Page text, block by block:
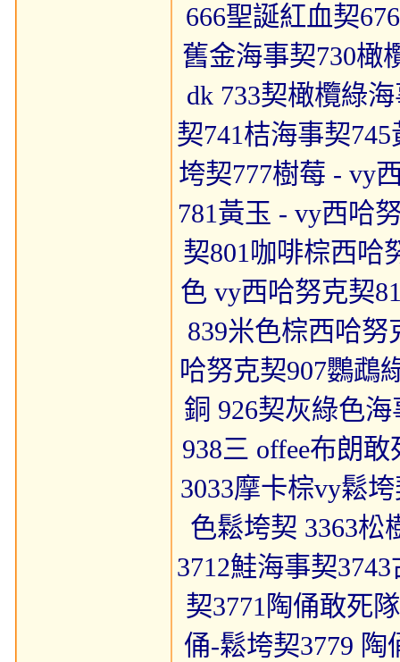
666聖誕紅血契
舊金海事契730橄
dk 733契橄欖綠
契741桔海事契
垮契777樹莓 - vy
781黃玉 - vy西哈
契801咖啡棕西哈
色 vy西哈努克契
839米色棕西哈努
哈努克契907鸚鵡
銅 926契灰綠色
938三 offee布朗
3033摩卡棕vy鬆
色鬆垮契 3363松
3712鮭海事契
契3771陶俑敢死
俑-鬆垮契3779